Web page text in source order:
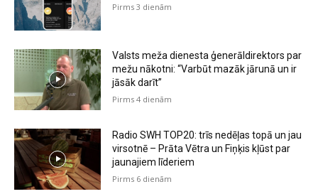
Pirms 3 dienām
Valsts meža dienesta ģenerāldirektors par
mežu nākotni: “Varbūt mazāk jārunā un ir
jāsāk darīt”
Pirms 4 dienām
Radio SWH TOP20: trīs nedēļas topā un jau
virsotnē – Prāta Vētra un Fiņķis kļūst par
jaunajiem līderiem
Pirms 6 dienām